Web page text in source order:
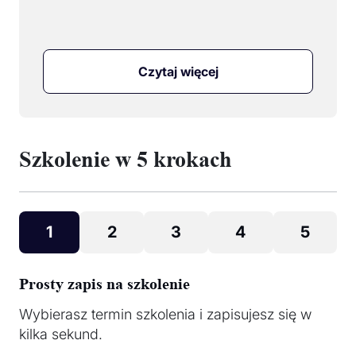
Czytaj więcej
Szkolenie w 5 krokach
1 2 3 4 5
Prosty zapis na szkolenie
Wybierasz termin szkolenia i zapisujesz się w
kilka sekund.